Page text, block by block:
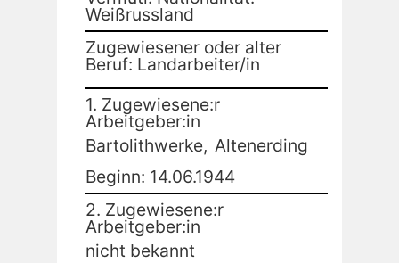
Weißrussland
Zugewiesener oder alter
Beruf: Landarbeiter/in
1. Zugewiesene:r
Arbeitgeber:in
Bartolithwerke, Altenerding
Beginn: 14.06.1944
2. Zugewiesene:r
Arbeitgeber:in
nicht bekannt